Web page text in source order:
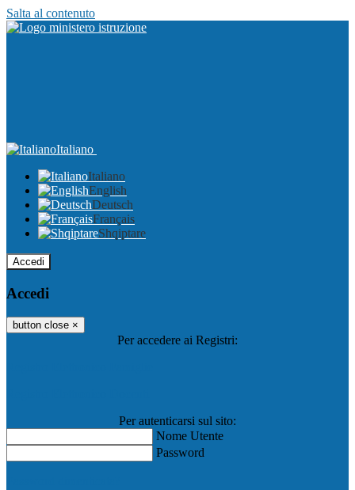
Salta al contenuto
Italiano
Italiano
English
Deutsch
Français
Shqiptare
Accedi
Accedi
button close ×
Per accedere ai Registri:
Per autenticarsi sul sito:
Nome Utente
Password